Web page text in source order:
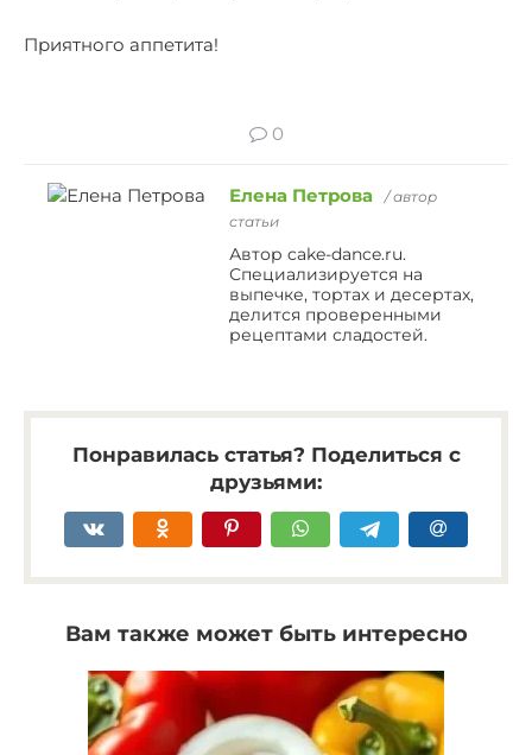
Приятного аппетита!
0
Елена Петрова
/ автор
статьи
Автор cake-dance.ru.
Специализируется на
выпечке, тортах и десертах,
делится проверенными
рецептами сладостей.
Понравилась статья? Поделиться с
друзьями:
Вам также может быть интересно